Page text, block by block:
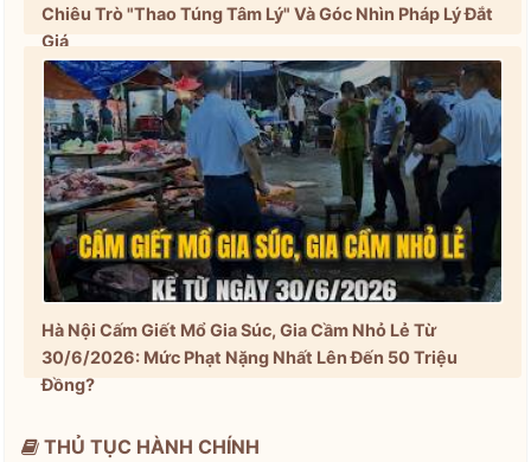
Chiêu Trò "Thao Túng Tâm Lý" Và Góc Nhìn Pháp Lý Đắt
Giá
Hà Nội Cấm Giết Mổ Gia Súc, Gia Cầm Nhỏ Lẻ Từ
30/6/2026: Mức Phạt Nặng Nhất Lên Đến 50 Triệu
Đồng?
THỦ TỤC HÀNH CHÍNH